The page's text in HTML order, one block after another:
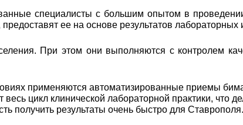
специалисты с большим опытом в
ее на основе результатов лабораторных
При этом они выполняются с контролем
применяются автоматизированные приемы
цикл клинической лабораторной практики, что
получить результаты очень быстро для Ставрополя.